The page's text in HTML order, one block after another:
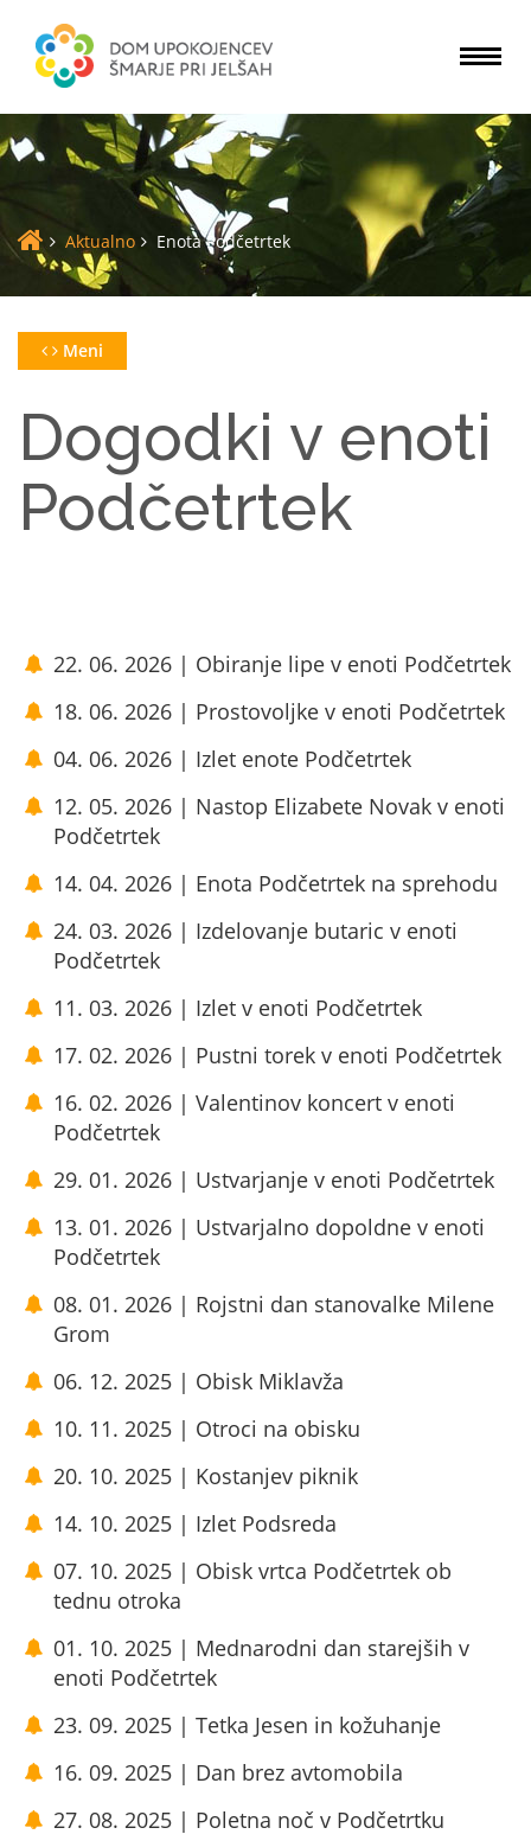
Aktualno Enota Podčetrtek
Meni
Dogodki v enoti
Podčetrtek
22. 06. 2026 | Obiranje lipe v enoti Podčetrtek
18. 06. 2026 | Prostovoljke v enoti Podčetrtek
04. 06. 2026 | Izlet enote Podčetrtek
12. 05. 2026 | Nastop Elizabete Novak v enoti
Podčetrtek
14. 04. 2026 | Enota Podčetrtek na sprehodu
24. 03. 2026 | Izdelovanje butaric v enoti
Podčetrtek
11. 03. 2026 | Izlet v enoti Podčetrtek
17. 02. 2026 | Pustni torek v enoti Podčetrtek
16. 02. 2026 | Valentinov koncert v enoti
Podčetrtek
29. 01. 2026 | Ustvarjanje v enoti Podčetrtek
13. 01. 2026 | Ustvarjalno dopoldne v enoti
Podčetrtek
08. 01. 2026 | Rojstni dan stanovalke Milene
Grom
06. 12. 2025 | Obisk Miklavža
10. 11. 2025 | Otroci na obisku
20. 10. 2025 | Kostanjev piknik
14. 10. 2025 | Izlet Podsreda
07. 10. 2025 | Obisk vrtca Podčetrtek ob
tednu otroka
01. 10. 2025 | Mednarodni dan starejših v
enoti Podčetrtek
23. 09. 2025 | Tetka Jesen in kožuhanje
16. 09. 2025 | Dan brez avtomobila
27. 08. 2025 | Poletna noč v Podčetrtku